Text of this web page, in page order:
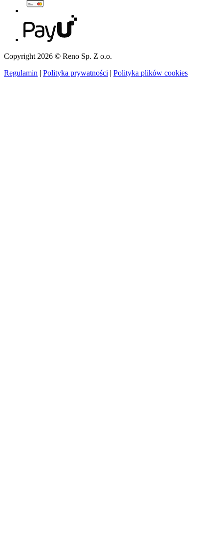
Copyright 2026 © Reno Sp. Z o.o.
Regulamin | Polityka prywatności | Polityka plików cookies